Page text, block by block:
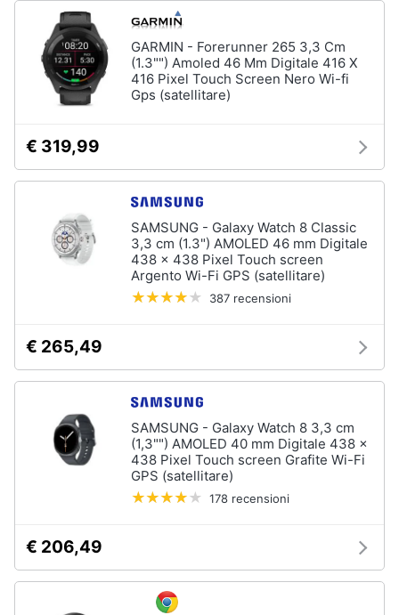
Abbigliamento
Sport
cd
ricorrenze
Servizi
Esci
GARMIN - Forerunner 265 3,3 Cm
(1.3"") Amoled 46 Mm Digitale 416 X
416 Pixel Touch Screen Nero Wi-fi
Gps (satellitare)
€ 319,99
SAMSUNG - Galaxy Watch 8 Classic
3,3 cm (1.3") AMOLED 46 mm Digitale
438 x 438 Pixel Touch screen
Argento Wi-Fi GPS (satellitare)
387 recensioni
€ 265,49
SAMSUNG - Galaxy Watch 8 3,3 cm
(1,3"") AMOLED 40 mm Digitale 438 x
438 Pixel Touch screen Grafite Wi-Fi
GPS (satellitare)
178 recensioni
€ 206,49